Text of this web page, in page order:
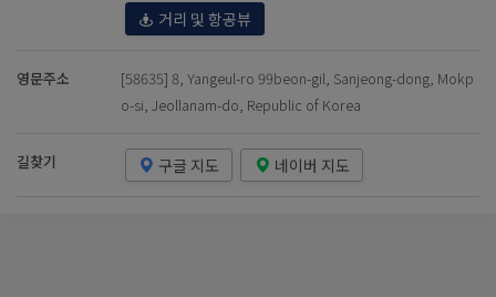
거리 및 항공뷰
영문주소
[58635] 8, Yangeul-ro 99beon-gil, Sanjeong-dong, Mokp
o-si, Jeollanam-do, Republic of Korea
길찾기 구글 지도 네이버 지도